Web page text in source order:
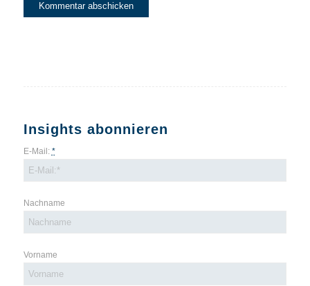
Insights abonnieren
E-Mail: *
Nachname
Vorname